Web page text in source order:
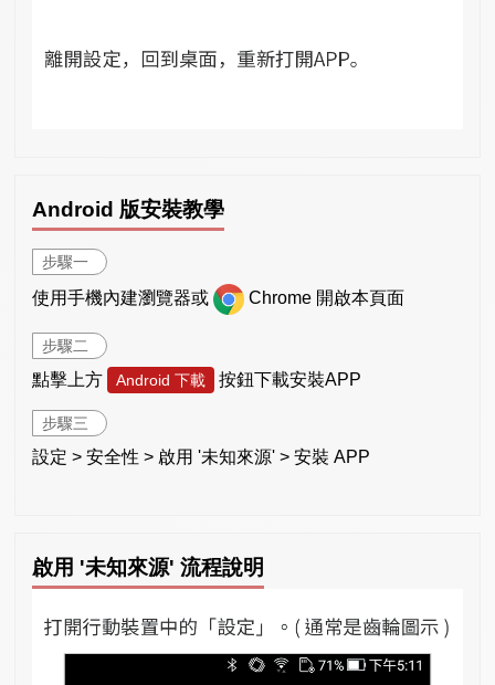
Android 版安裝教學
步驟一
使用手機內建瀏覽器或 Chrome 開啟本頁面
步驟二
點擊上方 Android 下載 按鈕下載安裝APP
步驟三
設定 > 安全性 > 啟用 '未知來源' > 安裝 APP
啟用 '未知來源' 流程說明